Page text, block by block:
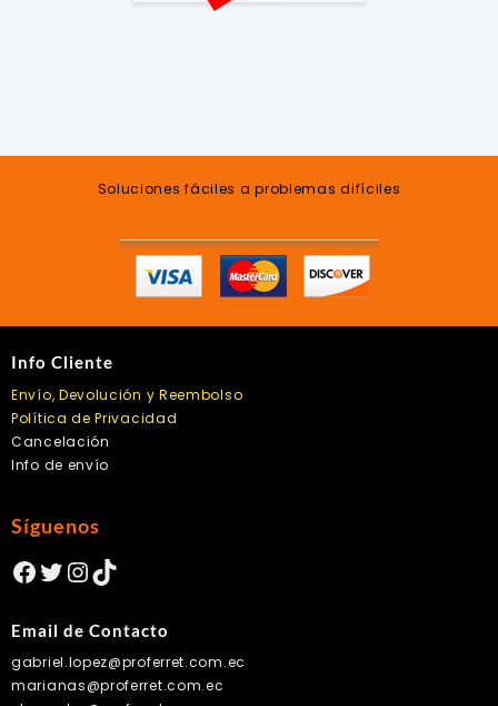
Soluciones fáciles a problemas difíciles
Info Cliente
Envío, Devolución y Reembolso
Política de Privacidad
Cancelación
Info de envío
Síguenos
Facebook
Twitter
Instagram
TikTok
Email de Contacto
gabriel.lopez@proferret.com.ec
marianas@proferret.com.ec